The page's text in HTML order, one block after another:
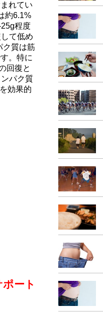
れてい
約6.1%
程度
て低め
ク質は筋
。特に
回復と
パク質
効果的
ート